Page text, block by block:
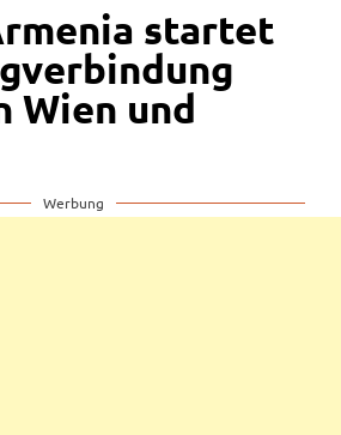
startet
Wien und
Werbung